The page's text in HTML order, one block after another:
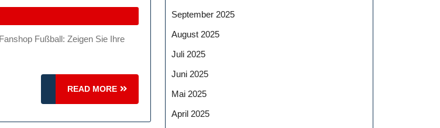
READ MORE
READ
MORE
September 2025
August 2025
Juli 2025
Juni 2025
Mai 2025
April 2025